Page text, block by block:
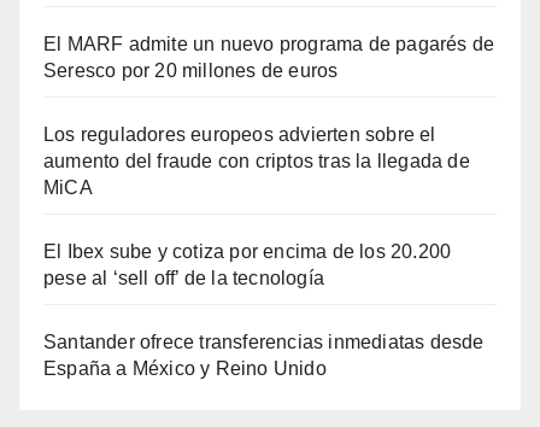
El MARF admite un nuevo programa de pagarés de
Seresco por 20 millones de euros
Los reguladores europeos advierten sobre el
aumento del fraude con criptos tras la llegada de
MiCA
El Ibex sube y cotiza por encima de los 20.200
pese al ‘sell off’ de la tecnología
Santander ofrece transferencias inmediatas desde
España a México y Reino Unido